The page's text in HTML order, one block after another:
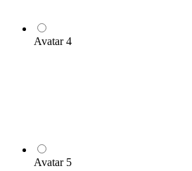
Avatar 4
Avatar 5